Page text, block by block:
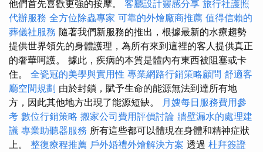
他們首先喜歡更強的按摩。 客廳設計靈感分享 旅行社護照
代辦服務 全方位除蟲專家 可靠的外燴廠商推薦 值得信賴的
葬儀社服務 隨著我們新服務的推出，根據最新的水療趨勢
提供世界領先的身體護理，為所有來到這裡的客人提供真正
的奢華呵護。 據此，疾病的本質是體內有東西被阻塞或卡
住。 全瓷冠的美學與實用性 專業網路行銷策略顧問 舒適客
廳空間規劃 由於封鎖，賦予生命的能源無法到達所有地
方，因此其他地方出現了能源短缺。 月嫂每日服務費用參
考 數位行銷策略 搬家公司費用評價討論 牆壁漏水的處理建
議 專業助聽器服務 所有這些都可以體現在身體和精神症狀
上。 整復療程推薦 戶外婚禮外燴解決方案 透過 杜拜簽證